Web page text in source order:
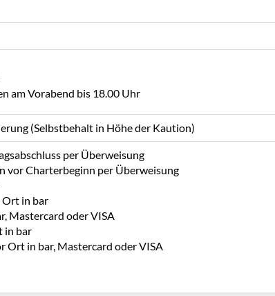
am Vorabend bis 18.00 Uhr
(Selbstbehalt in Höhe der Kaution)
per Überweisung
vor Charterbeginn per Überweisung
Ort in bar
Mastercard oder VISA
in bar
Ort in bar, Mastercard oder VISA